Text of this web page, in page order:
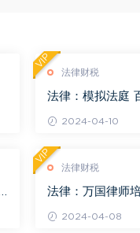
法律财税
法律：模拟法庭
2024-04-10
VIP
法律财税
法律：万国律师
2024-04-08
VIP